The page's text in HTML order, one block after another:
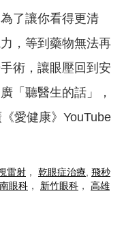
了讓你看得更清
，等到藥物無法再
術，讓眼壓回到安
「聽醫生的話」，
愛健康》YouTube
雷射 ， 乾眼症治療 飛秒
眼科 ， 新竹眼科 ， 高雄